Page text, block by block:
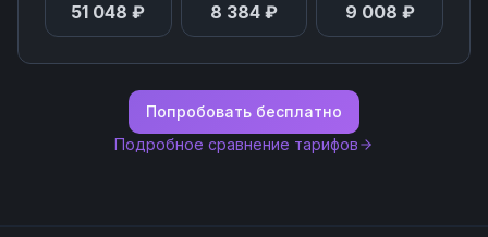
51 048 ₽ 8 384 ₽ 9 008 ₽
Попробовать бесплатно
Подробное сравнение тарифов